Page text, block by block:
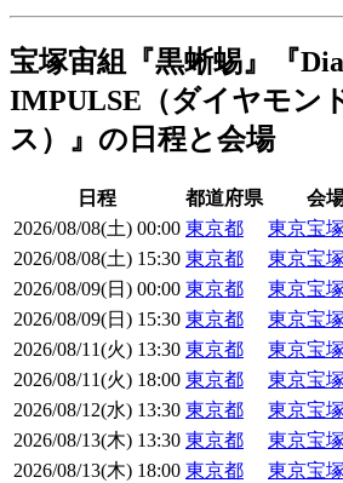
宝塚宙組『黒蜥蜴』『
IMPULSE（ダイヤモン
ス）』の日程と会場
日程 都道府県
会
2026/08/08(土) 00:00 東京都
東京宝
2026/08/08(土) 15:30 東京都
東京宝
2026/08/09(日) 00:00 東京都
東京宝
2026/08/09(日) 15:30 東京都
東京宝
2026/08/11(火) 13:30 東京都
東京宝
2026/08/11(火) 18:00 東京都
東京宝
2026/08/12(水) 13:30 東京都
東京宝
2026/08/13(木) 13:30 東京都
東京宝
2026/08/13(木) 18:00 東京都
東京宝